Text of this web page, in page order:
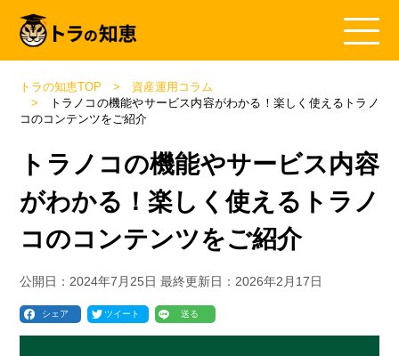
トラの知恵TOP
資産運用コラム
トラノコの機能やサービス内容がわかる！楽しく使えるトラノ
コのコンテンツをご紹介
トラノコの機能やサービス内容
がわかる！楽しく使えるトラノ
コのコンテンツをご紹介
公開日： 2024年7月25日 最終更新日： 2026年2月17日
シェア ツイート 送る